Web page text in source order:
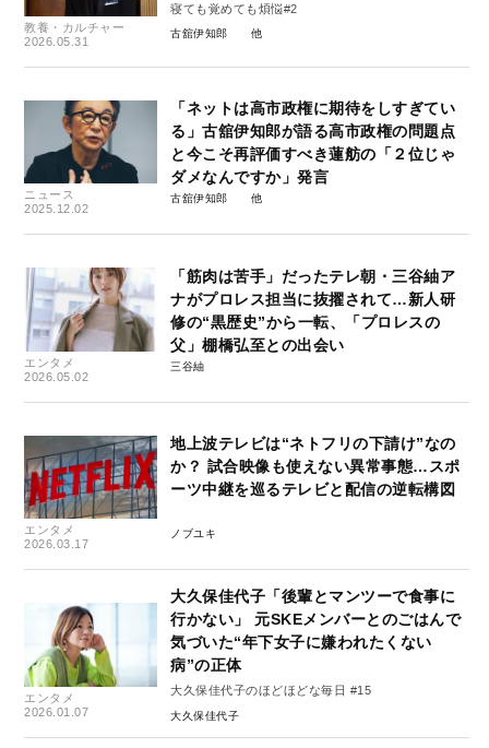
教養・カルチャー
2026.05.31
寝ても覚めても煩悩#2
古舘伊知郎
ニュース
2025.12.02
「ネットは高市政権に期待をしすぎてい
る」古舘伊知郎が語る高市政権の問題点
と今こそ再評価すべき蓮舫の「２位じゃ
ダメなんですか」発言
古舘伊知郎
エンタメ
2026.05.02
「筋肉は苦手」だったテレ朝・三谷紬ア
ナがプロレス担当に抜擢されて…新人研
修の“黒歴史”から一転、「プロレスの
父」棚橋弘至との出会い
三谷紬
エンタメ
2026.03.17
地上波テレビは“ネトフリの下請け”なの
か？ 試合映像も使えない異常事態…スポ
ーツ中継を巡るテレビと配信の逆転構図
ノブユキ
エンタメ
2026.01.07
大久保佳代子「後輩とマンツーで食事に
行かない」 元SKEメンバーとのごはんで
気づいた“年下女子に嫌われたくない
病”の正体
大久保佳代子のほどほどな毎日 #15
大久保佳代子